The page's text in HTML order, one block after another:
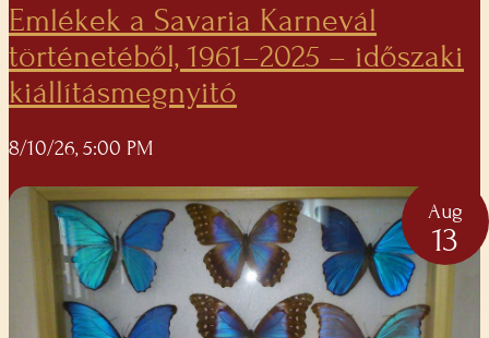
Emlékek a Savaria Karnevál
történetéből, 1961–2025 – időszaki
kiállításmegnyitó
8/10/26, 5:00 PM
Aug
13